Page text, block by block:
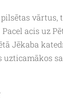
vārtus,
acis uz
Jēkaba